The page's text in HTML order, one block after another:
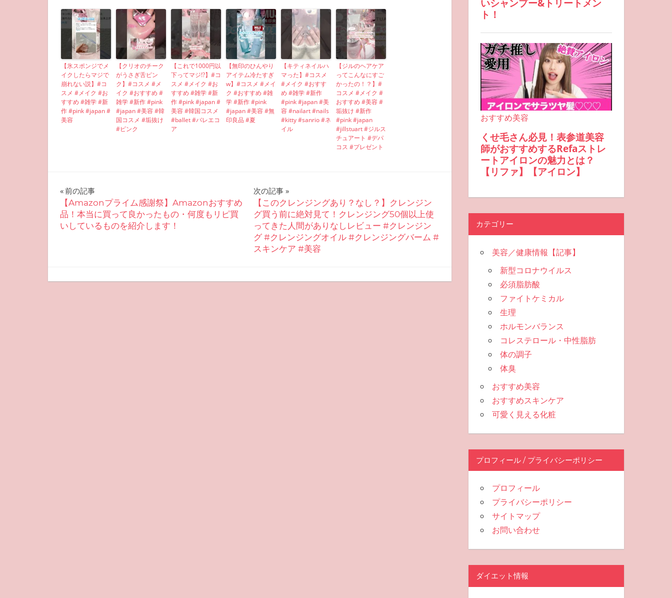
【氷スポンジでメ
イクしたらマジで
崩れない説】#コ
スメ #メイク #お
すすめ #雑学 #新
作 #pink #japan #
美容
【クリオのチーク
がうさぎ舌ピン
ク】#コスメ #メ
イク #おすすめ #
雑学 #新作 #pink
#japan #美容 #韓
国コスメ #垢抜け
#ピンク
【これで1000円以
下ってマジ!?】#コ
スメ #メイク #お
すすめ #雑学 #新
作 #pink #japan #
美容 #韓国コスメ
#ballet #バレエコ
ア
【無印のひんやり
アイテム冷たすぎ
w】#コスメ #メイ
ク #おすすめ #雑
学 #新作 #pink
#japan #美容 #無
印良品 #夏
【キティネイルハ
マった】#コスメ
#メイク #おすす
め #雑学 #新作
#pink #japan #美
容 #nailart #nails
#kitty #sanrio #ネ
イル
【ジルのヘアケア
ってこんなにすご
かったの！？】#
コスメ #メイク #
おすすめ #美容 #
垢抜け #新作
#pink #japan
#jillstuart #ジルス
チュアート #デパ
コス #プレゼント
投
稿
ナ
前の記事
【Amazonプライム感謝祭】Amazonおすすめ
品！本当に買って良かったもの・何度もリピ買
いしているものを紹介します！
次の記事
【このクレンジングあり？なし？】クレンジン
グ買う前に絶対見て！クレンジング50個以上使
ってきた人間がありなしレビュー #クレンジン
グ #クレンジングオイル #クレンジングバーム #
スキンケア #美容
2025-10-06
miyu
おすすめ美容
カテゴリー
美容／健康情報【記事】
新型コロナウイルス
必須脂肪酸
ファイトケミカル
生理
ホルモンバランス
コレステロール・中性脂肪
体の調子
体臭
おすすめ美容
おすすめスキンケア
可愛く見える化粧
プロフィール / プライバシーポリシー
プロフィール
プライバシーポリシー
サイトマップ
お問い合わせ
ダイエット情報